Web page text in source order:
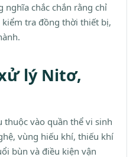
nghĩa chắc chắn rằng chỉ
kiểm tra đồng thời thiết bị,
lý Nitơ,
thuộc vào quần thể vi sinh
vùng hiếu khí, thiếu khí
bùn và điều kiện vận